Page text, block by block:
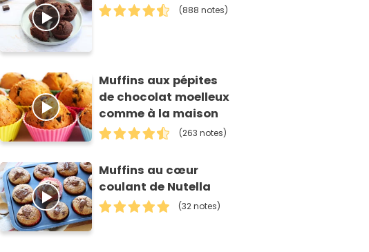
(888 notes)
Muffins aux pépites
de chocolat moelleux
comme à la maison
(263 notes)
Muffins au cœur
coulant de Nutella
(32 notes)